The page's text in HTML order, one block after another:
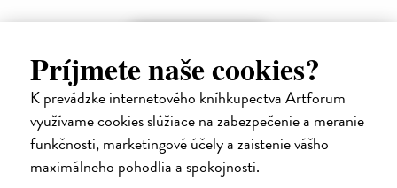
Príjmete naše cookies?
K prevádzke internetového kníhkupectva Artforum
využívame cookies slúžiace na zabezpečenie a meranie
funkčnosti, marketingové účely a zaistenie vášho
maximálneho pohodlia a spokojnosti.